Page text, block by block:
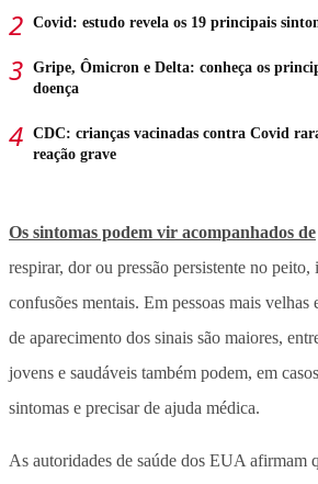
Covid: estudo revela os 19 principais
Gripe, Ômicron e Delta: conheça os
doença
CDC: crianças vacinadas contra Covid
reação grave
Os sintomas podem vir acompanhados de
respirar, dor ou pressão persistente no peito,
confusões mentais. Em pessoas mais velhas
de aparecimento dos sinais são maiores,
jovens e saudáveis também podem, em
sintomas e precisar de ajuda médica.
As autoridades de saúde dos EUA afirmam